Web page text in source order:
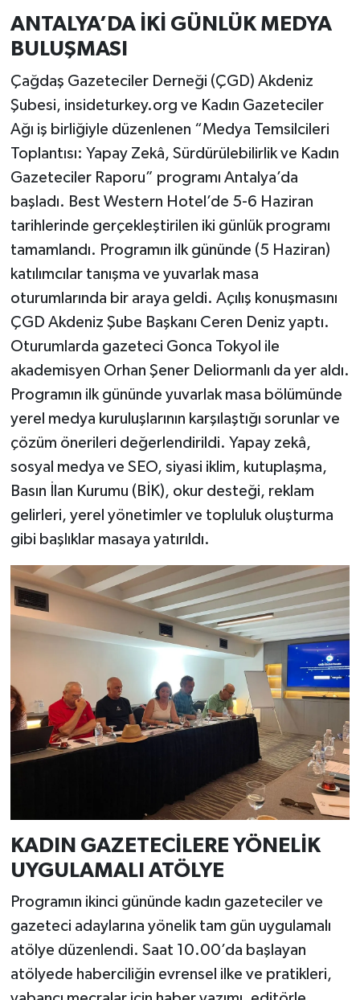
ANTALYA’DA İKİ GÜNLÜK MEDYA
BULUŞMASI
Çağdaş Gazeteciler Derneği (ÇGD) Akdeniz
Şubesi, insideturkey.org ve Kadın Gazeteciler
Ağı iş birliğiyle düzenlenen “Medya Temsilcileri
Toplantısı: Yapay Zekâ, Sürdürülebilirlik ve Kadın
Gazeteciler Raporu” programı Antalya’da
başladı. Best Western Hotel’de 5-6 Haziran
tarihlerinde gerçekleştirilen iki günlük programı
tamamlandı. Programın ilk gününde (5 Haziran)
katılımcılar tanışma ve yuvarlak masa
oturumlarında bir araya geldi. Açılış konuşmasını
ÇGD Akdeniz Şube Başkanı Ceren Deniz yaptı.
Oturumlarda gazeteci Gonca Tokyol ile
akademisyen Orhan Şener Deliormanlı da yer aldı.
Programın ilk gününde yuvarlak masa bölümünde
yerel medya kuruluşlarının karşılaştığı sorunlar ve
çözüm önerileri değerlendirildi. Yapay zekâ,
sosyal medya ve SEO, siyasi iklim, kutuplaşma,
Basın İlan Kurumu (BİK), okur desteği, reklam
gelirleri, yerel yönetimler ve topluluk oluşturma
gibi başlıklar masaya yatırıldı.
KADIN GAZETECİLERE YÖNELİK
UYGULAMALI ATÖLYE
Programın ikinci gününde kadın gazeteciler ve
gazeteci adaylarına yönelik tam gün uygulamalı
atölye düzenlendi. Saat 10.00’da başlayan
atölyede haberciliğin evrensel ilke ve pratikleri,